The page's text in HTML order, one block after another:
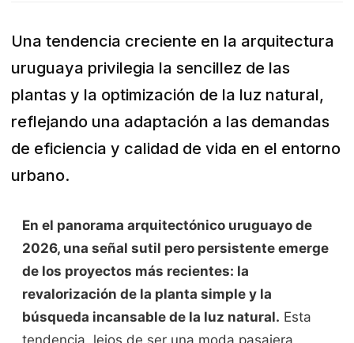
Una tendencia creciente en la arquitectura
uruguaya privilegia la sencillez de las
plantas y la optimización de la luz natural,
reflejando una adaptación a las demandas
de eficiencia y calidad de vida en el entorno
urbano.
En el panorama arquitectónico uruguayo de
2026, una señal sutil pero persistente emerge
de los proyectos más recientes: la
revalorización de la planta simple y la
búsqueda incansable de la luz natural. Esta
tendencia, lejos de ser una moda pasajera,